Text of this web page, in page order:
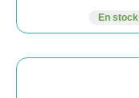
En stock